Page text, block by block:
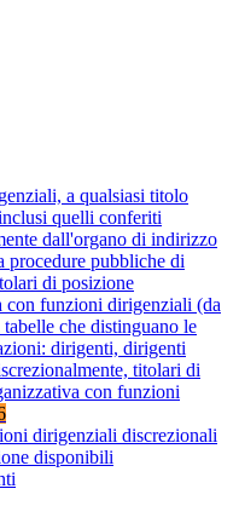
a qualsiasi titolo
quelli conferiti
dall'organo di indirizzo
procedure pubbliche di
di posizione
con funzioni dirigenziali (da
che distinguano le
dirigenti, dirigenti
titolari di
con funzioni
dirigenziali discrezionali
disponibili